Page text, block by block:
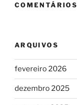
COMENTÁRIOS
ARQUIVOS
fevereiro 2026
dezembro 2025